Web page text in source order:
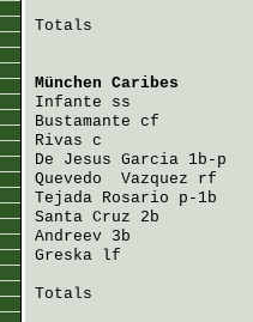
Totals
München Caribes
Infante ss
Bustamante cf
Rivas c
De Jesus Garcia 1b-p
Quevedo  Vazquez rf
Tejada Rosario p-1b
Santa Cruz 2b
Andreev 3b
Greska lf
Totals